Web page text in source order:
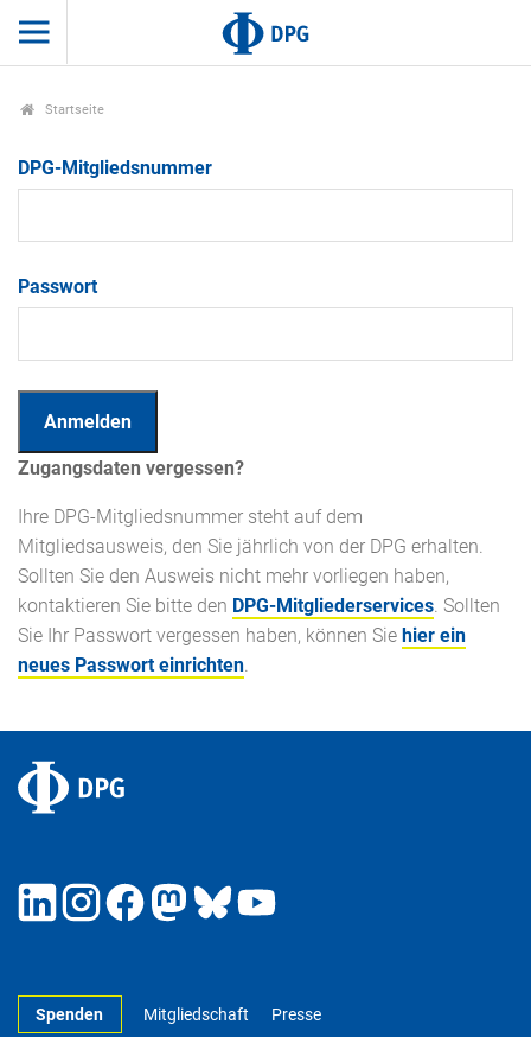
Startseite
DPG-Mitgliedsnummer
Passwort
Zugangsdaten vergessen?
Ihre DPG-Mitgliedsnummer steht auf dem
Mitgliedsausweis, den Sie jährlich von der DPG erhalten.
Sollten Sie den Ausweis nicht mehr vorliegen haben,
kontaktieren Sie bitte den DPG-Mitgliederservices . Sollten
Sie Ihr Passwort vergessen haben, können Sie hier ein
neues Passwort einrichten
Spenden Mitgliedschaft Presse